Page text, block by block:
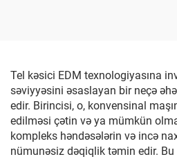
Tel kəsici EDM texnologiyasına
səviyyəsini əsaslayan bir neçə
edir. Birincisi, o, konvensinal
edilməsi çətin və ya mümkün
kompleks həndəsələrin və incə
nümunəsiz dəqiqlik təmin edir.